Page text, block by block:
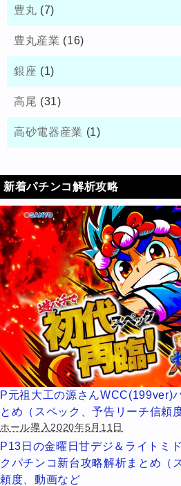
豊丸 (7)
豊丸産業 (16)
銀座 (1)
高尾 (31)
高砂電器産業 (1)
新着パチンコ解析攻略
P元祖大工の源さんWCC(199ver)
とめ（スペック、予告リーチ信頼
ホール導入2020年5月11日
P13日の金曜日甘デジ＆ライトミ
クパチンコ新台攻略解析まとめ（
頼度、動画など